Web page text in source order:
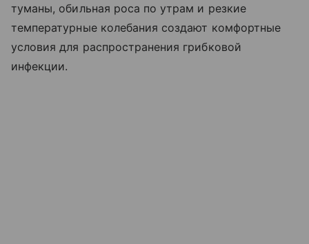
туманы, обильная роса по утрам и резкие
температурные колебания создают комфортные
условия для распространения грибковой
инфекции.